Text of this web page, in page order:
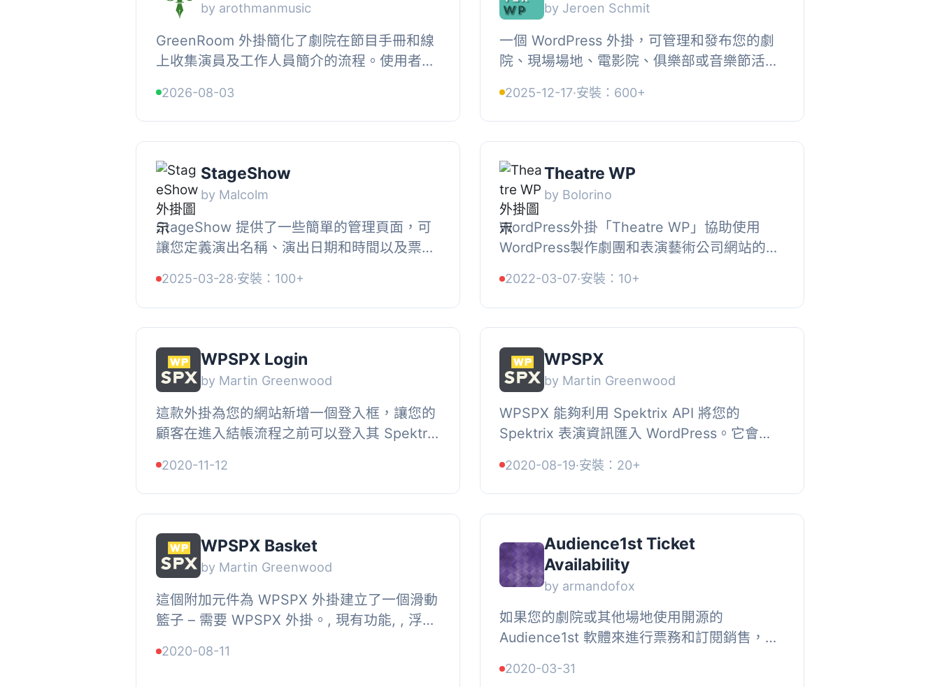
by arothmanmusic
GreenRoom 外掛簡化了劇院在節目手冊和線
上收集演員及工作人員簡介的流程。使用者可
交個人資料，讓製作人或舞台經...
2026-08-03
by Jeroen Schmit
一個 WordPress 外掛，可管理和發布您的劇
院、現場場地、電影院、俱樂部或音樂節活
和小工具，可展示您的活動。請...
2025-12-17·安裝：600+
StageShow
by Malcolm
StageShow 提供了一些簡單的管理頁面，可
讓您定義演出名稱、演出日期和時間以及票價
將一個線上票務系統添加到您的網...
2025-03-28·安裝：100+
Theatre WP
by Bolorino
WordPress外掛「Theatre WP」協助使用
WordPress製作劇團和表演藝術公司網站的開
使用WordPress設置表演藝術公司網...
2022-03-07·安裝：10+
WPSPX Login
by Martin Greenwood
這款外掛為您的網站新增一個登入框，讓您的
顧客在進入結帳流程之前可以登入其 Spektrix
銷，這將非常有用。需要 WPSP...
2020-11-12
WPSPX
by Martin Greenwood
WPSPX 能夠利用 Spektrix API 將您的
Spektrix 表演資訊匯入 WordPress。它會自
您展示您的資料並販售節目的門票。...
2020-08-19·安裝：20+
WPSPX Basket
by Martin Greenwood
這個附加元件為 WPSPX 外掛建立了一個滑動
籃子 – 需要 WPSPX 外掛。, 現有功能, , 浮動
連結,
2020-08-11
Audience1st Ticket
Availability
by armandofox
如果您的劇院或其他場地使用開源的
Audience1st 軟體來進行票務和訂閱銷售，並
站，這個外掛可以讓您的站點顯示即時的...
2020-03-31